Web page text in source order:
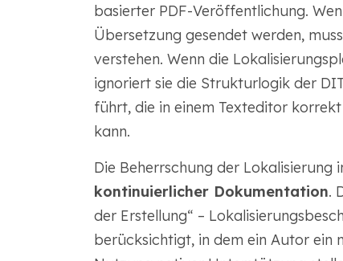
basierter PDF-Veröffentlichung.
Übersetzung gesendet werden,
verstehen. Wenn die
ignoriert sie die Strukturlogik der
führt, die in einem Texteditor
kann.
Die Beherrschung der
kontinuierlicher Dokumentation.
der Erstellung“ –
berücksichtigt, in dem ein Autor ein